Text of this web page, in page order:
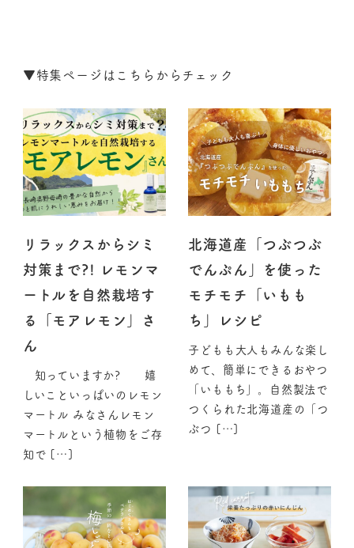
▼特集ページはこちらからチェック
リラックスからシミ
対策まで?! レモンマ
ートルを自然栽培す
る「モアレモン」さ
ん
知っていますか? 嬉
しいこといっぱいのレモン
マートル みなさんレモン
マートルという植物をご存
知で […]
北海道産「つぶつぶ
でんぷん」を使った
モチモチ「いもも
ち」レシピ
子どもも大人もみんな楽し
めて、簡単にできるおやつ
「いももち」。自然製法で
つくられた北海道産の「つ
ぶつ […]